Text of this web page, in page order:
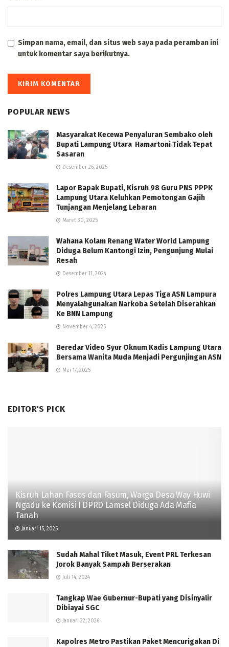
Simpan nama, email, dan situs web saya pada peramban ini
untuk komentar saya berikutnya.
POPULAR NEWS
Masyarakat Kecewa Penyaluran Sembako oleh
Bupati Lampung Utara Hamartoni Tidak Tepat
Sasaran
Desember 26, 2025
Lapor Bapak Bupati, Kisruh 98 Guru PNS PPPK
Lampung Utara Keluhkan Pemotongan Gajih
Tunjangan Menjelang Lebaran
Maret 30, 2025
Wahana Kolam Renang Water World Lampung
Diduga Belum Kantongi Izin, Pengunjung Mulai
Resah
Desember 11, 2024
Polres Lampung Utara Lepas Tiga ASN Lampura
Menyalahgunakan Narkoba Setelah Diserahkan
Ke BNN Lampung
November 4, 2025
Beredar Video Syur Oknum Kadis Lampung Utara
Bersama Wanita Muda Menjadi Pergunjingan ASN
Mei 17, 2025
EDITOR'S PICK
Kisruh Lahan Fasos dan Fasum, Warga Desa Way Huwi
Ngadu ke Komisi I DPRD Lamsel Diduga Ada Mafia
Tanah
Januari 15, 2025
Sudah Mahal Tiket Masuk, Event PRL Terkesan
Jorok Banyak Sampah Berserakan
Juli 14, 2024
Tangkap Wae Gubernur-Bupati yang Disinyalir
Dibiayai SGC
Januari 22, 2026
Kapolres Metro Pastikan Paket Mencurigakan Di